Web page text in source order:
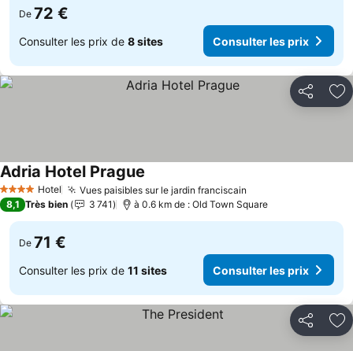
De 72 €
Consulter les prix de 8 sites Consulter les prix
Partager
4 Étoiles Hotel Vues paisibles sur le jardin franciscain
Adria Hotel Prague
8,1 Très bien 3 741 à 0.6 km de : Old Town Square
De 71 €
Consulter les prix de 11 sites Consulter les prix
Partager